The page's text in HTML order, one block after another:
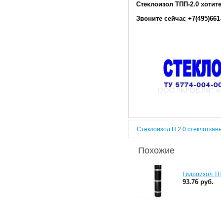
Стеклоизол ТПП-2.0
Звоните сейчас
Стеклоизол П 2.0 стеклоткань
Похожие
Гидроизол
93.76 руб.